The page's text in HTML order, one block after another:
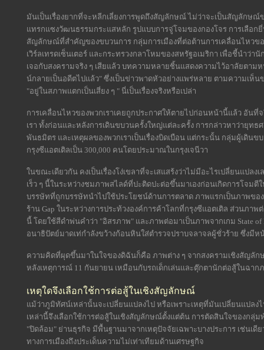
มันเป็นเรื่องยากที่จะหลีกเลี่ยงการพูดถึงสัญลักษณ์ ไม่ว่าจะเป็นสัญลักษ
แทรกแซงวัฒนธรรมกระแสหลัก รูปแบบการจู่โจมของกองโจร การเลือก
สัญลักษณ์ที่สำคัญของขบวนการ กลุ่มการเมืองที่ต่อต้านการเคลื่อนไหวข
เวิร์ลเทรดเซ็นเตอร์ และกระทรวงกลาโหมของสหรัฐอเมริกา เพื่อชี้นำว่
เจอกับสงครามจริง ๆ เสียแล้ว บทความหลายชิ้นแสดงความไว้อาลัยตา
น์กลายเป็นอดีตไปแล้ว" ซึ่งเป็นข่าวพาดหัวอย่างแพร่หลาย ตามความเห็น
"อยู่ในสภาพแตกเป็นเสี่ยง ๆ " นี่เป็นเรื่องจริงหรือเปล่า
การเคลื่อนไหวของพวกเราเคยถูกประกาศให้ตายไปก่อนหน้านี้แล้ว อัน
เรา ทั้งก่อนและหลังการเดินขบวนครั้งใหญ่แต่ละครั้ง การกล่าวหาว่ายุท
พันธมิตร และเหตุผลของพวกเราเป็นเรื่องบิดเบือน แต่กระนั้น กลุ่มผู้เดิน
กรุงซีแอตเติลเป็น 300,000 คนโดยประมาณในกรุงเจนีวา
ในขณะเดียวกัน คงเป็นเรื่องโง่เขลาที่จะเสแสร้งว่าไม่มีอะไรเปลี่ยนแป
เร็ว ๆ นี้ในระหว่างชมภาพสไลด์ที่ปะติดปะต่อขึ้นมาเองก่อนเกิดการโจม
บรรษัทที่ถูกบรรษัทนำไปใช้ประโยชน์ด้านการตลาด ภาพแรกเป็นภาพข
ร้าน Gap ในระหว่างการประท้วงองค์การค้าโลกที่กรุงซีแอตเติล ส่วนภา
นี้ โดยใช้สีดำพ่นคำว่า "อิสรภาพ" และภาพต่อมาเป็นภาพจากเกม State of
อนาธิปัตย์มาดเท่กำลังขว้างก้อนหินใส่ตำรวจปราบจลาจลผู้ชั่วร้าย ซึ่งมี
ความคิดที่ผุดขึ้นมาในใจของดิฉันก็คือ ภาพต่าง ๆ จากสงครามเชิงสัญลั
หลังเหตุการณ์ 11 กันยายน เหมือนกับรถเด็กเล่นและตุ๊กตานักต่อสู้ในฉา
เหตุใดจึงเลือกใช้การต่อสู้ในเชิงสัญลักษณ์
แม้ว่าภูมิทัศน์เหล่านั้นจะเปลี่ยนแปลงไป หรือเพราะเหตุที่มันเปลี่ยนแปล
เหล่านี้จึงเลือกใช้การต่อสู้ในเชิงสัญลักษณ์ตั้งแต่ต้น การตัดสินใจของกลุ่
"ปิดล้อม" ย่านธุรกิจ มีพื้นฐานมาจากเหตุปัจจัยเฉพาะบางประการ เช่นเ
ทางการเมืองถึงประเด็นความไม่เท่าเทียมด้านเศรษฐกิจ